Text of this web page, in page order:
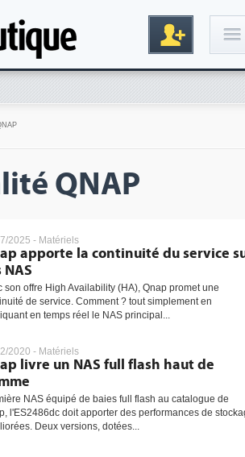
Inscription
gratuite
QNAP
2025 - Matériels
apporte la continuité du service
NAS
son offre High Availability (HA), Qnap promet une
de service. Comment ? tout simplement en
en temps réel le NAS principal...
2020 - Matériels
livre un NAS full flash haut de
NAS équipé de baies full flash au catalogue de
l'ES2486dc doit apporter des performances de
Deux versions, dotées...